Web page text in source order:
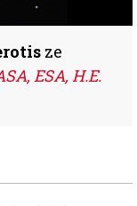
ze
ESA, H.E.